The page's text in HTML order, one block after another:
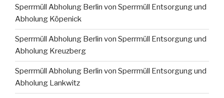
Sperrmüll Abholung Berlin von Sperrmüll Entsorgung und
Abholung Köpenick
Sperrmüll Abholung Berlin von Sperrmüll Entsorgung und
Abholung Kreuzberg
Sperrmüll Abholung Berlin von Sperrmüll Entsorgung und
Abholung Lankwitz